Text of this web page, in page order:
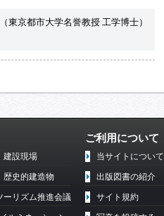
東京都市大学名誉教授 工学博士）
建設現場
歴史的建造物
ーリズム推進会議
ご利用について
当サイトについて
出版図書の紹介
サイト規約